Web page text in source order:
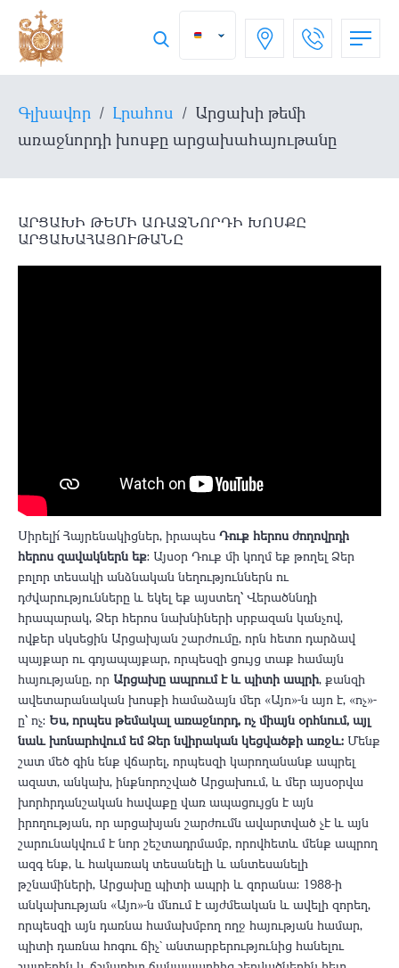
Գլխավոր / Լրահոս / Արցախի թեմի
առաջնորդի խոսքը արցախահայութանը
ԱՐՑԱԽԻ ԹԵՄԻ ԱՌԱՋՆՈՐԴԻ ԽՈՍՔԸ
ԱՐՑԱԽԱՀԱՅՈՒԹԱՆԸ
Սիրելի՛ Հայրենակիցներ, իրապես Դուք հերոս ժողովրդի
հերոս զավակներն եք: Այսօր Դուք մի կողմ եք թողել Ձեր
բոլոր տեսակի անձնական նեղություններն ու
դժվարությունները և եկել եք այստեղ՝ Վերածննդի
հրապարակ, Ձեր հերոս նախնիների սրբազան կանչով,
ովքեր սկսեցին Արցախյան շարժումը, որն հետո դարձավ
պայքար ու գոյապայքար, որպեսզի ցույց տաք համայն
հայությանը, որ Արցախը ապրում է և պիտի ապրի, քանզի
ավետարանական խոսքի համաձայն մեր «Այո»-ն այո է, «ոչ»-
ը՝ ոչ: Ես, որպես թեմակալ առաջնորդ, ոչ միայն օրհնում, այլ
նաև խոնարհվում եմ Ձեր նվիրական կեցվածքի առջև: Մենք
շատ մեծ գին ենք վճարել, որպեսզի կարողանանք ապրել
ազատ, անկախ, ինքնորոշված Արցախում, և մեր այսօրվա
խորհրդանշական հավաքը վառ ապացույցն է այն
իրողության, որ արցախյան շարժումն ավարտված չէ և այն
շարունակվում է նոր շեշտադրմամբ, որովհետև մենք ապրող
ազգ ենք, և հակառակ տեսանելի և անտեսանելի
թշնամիների, Արցախը պիտի ապրի և զորանա: 1988-ի
անկախության «Այո»-ն մնում է այժմեական և ավելի զորեղ,
որպեսզի այն դառնա համախմբող ողջ հայության համար,
պիտի դառնա հոգու ճիչ` անտարբերությունից հանելու